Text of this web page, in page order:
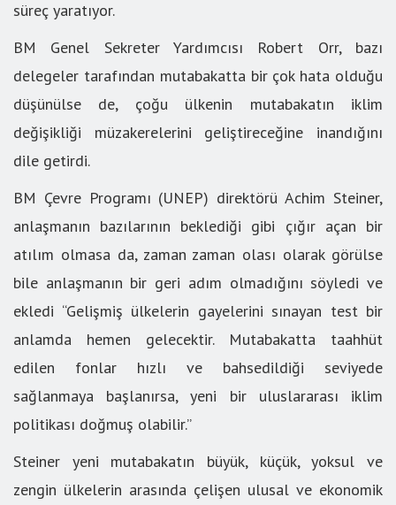
süreç yaratıyor.
BM Genel Sekreter Yardımcısı Robert Orr, bazı
delegeler tarafından mutabakatta bir çok hata olduğu
düşünülse de, çoğu ülkenin mutabakatın iklim
değişikliği müzakerelerini geliştireceğine inandığını
dile getirdi.
BM Çevre Programı (UNEP) direktörü Achim Steiner,
anlaşmanın bazılarının beklediği gibi çığır açan bir
atılım olmasa da, zaman zaman olası olarak görülse
bile anlaşmanın bir geri adım olmadığını söyledi ve
ekledi “Gelişmiş ülkelerin gayelerini sınayan test bir
anlamda hemen gelecektir. Mutabakatta taahhüt
edilen fonlar hızlı ve bahsedildiği seviyede
sağlanmaya başlanırsa, yeni bir uluslararası iklim
politikası doğmuş olabilir.”
Steiner yeni mutabakatın büyük, küçük, yoksul ve
zengin ülkelerin arasında çelişen ulusal ve ekonomik